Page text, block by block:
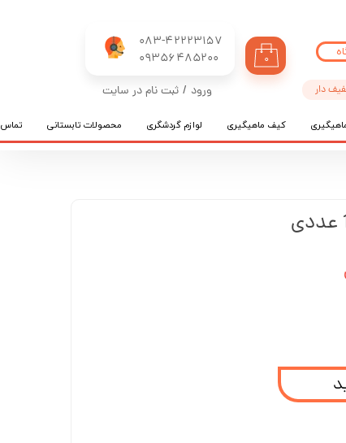
083-42223157
​​​​​​​09356485200
۰
ورود / ثبت نام در سایت
تغییر گذر واژه
کیف ماهیگیری لوازم گردشگری محصولات تابستانی تماس
دار